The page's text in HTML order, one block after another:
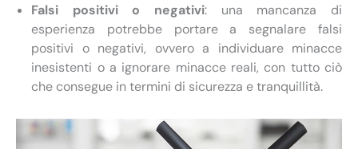
Falsi positivi o negativi: una mancanza di
esperienza potrebbe portare a segnalare falsi
positivi o negativi, ovvero a individuare minacce
inesistenti o a ignorare minacce reali, con tutto ciò
che consegue in termini di sicurezza e tranquillità.